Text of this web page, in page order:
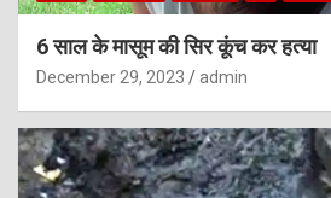
6 साल के मासूम की सिर कूंच कर हत्या
December 29, 2023 admin